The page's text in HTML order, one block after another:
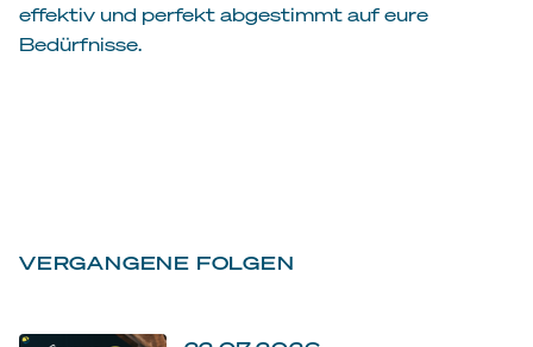
effektiv und perfekt abgestimmt auf eure
Bedürfnisse.
VERGANGENE FOLGEN